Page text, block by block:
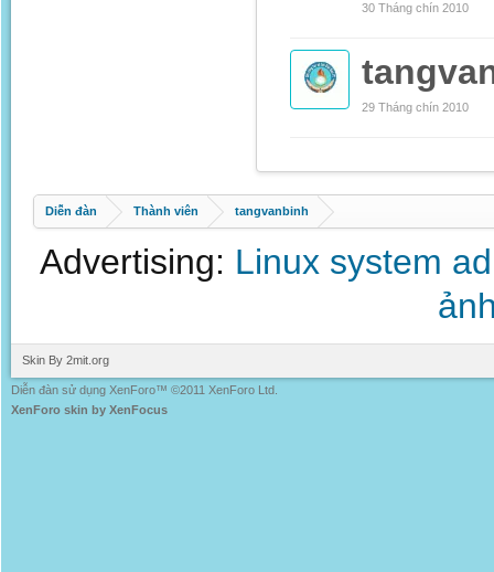
30 Tháng chín 2010
29 Tháng chín 2010
Diễn đàn Thành viên tangvanbinh
Advertising: Linux system
Skin By 2mit.org
Diễn đàn sử dụng XenForo™ ©2011 XenForo Ltd.
XenForo skin by XenFocus